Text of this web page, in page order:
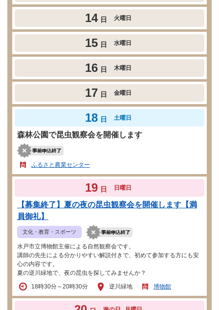
14 日 火曜日
15 日 水曜日
16 日 木曜日
17 日 金曜日
18 日 土曜日
森林公園で昆虫観察会を開催します
ふるさと農業センター
19 日 日曜日
【募集終了】夏の夜の昆虫観察会を開催します【満
員御礼】
文化・教育・スポーツ
水戸市立博物館主催による自然観察会です。
講師の先生による分かりやすい解説付きで、初めて参加する方にも安
心の内容です。
夏の逆川緑地で、夜の昆虫を探してみませんか？
18時30分～20時30分
逆川緑地 博物館